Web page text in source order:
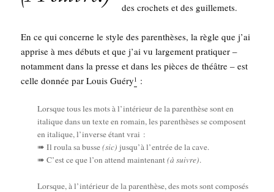
des cro­chets et des guillemets.
En ce qui concerne le style des paren­thèses, la règle que j’ai
apprise à mes débuts et que j’ai vu lar­ge­ment pra­ti­quer –
notam­ment dans la presse et dans les pièces de théâtre – est
celle don­née par Louis Gué­ry1 :
Lorsque tous les mots à l’intérieur de la paren­thèse sont en
ita­lique dans un texte en romain, les paren­thèses se com­posent
en ita­lique, l’inverse étant vrai :
➠ Il rou­la sa busse(sic) jusqu’à l’entrée de la cave.
➠ C’est ce que l’on attend main­te­nant(à suivre).
Lorsque, à l’intérieur de la paren­thèse, des mots sont com­po­sés